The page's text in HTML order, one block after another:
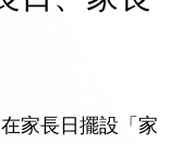
家長日擺設「家